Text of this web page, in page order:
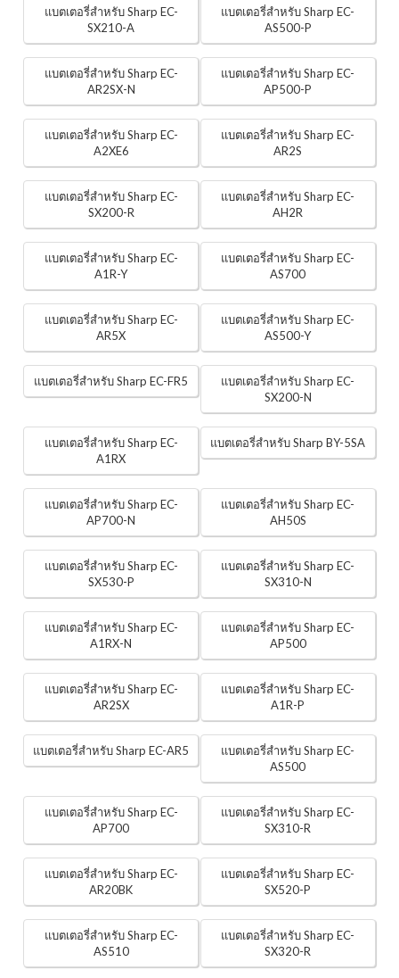
แบตเตอรี่สำหรับ Sharp EC-
SX210-A
แบตเตอรี่สำหรับ Sharp EC-
AS500-P
แบตเตอรี่สำหรับ Sharp EC-
AR2SX-N
แบตเตอรี่สำหรับ Sharp EC-
AP500-P
แบตเตอรี่สำหรับ Sharp EC-
A2XE6
แบตเตอรี่สำหรับ Sharp EC-
AR2S
แบตเตอรี่สำหรับ Sharp EC-
SX200-R
แบตเตอรี่สำหรับ Sharp EC-
AH2R
แบตเตอรี่สำหรับ Sharp EC-
A1R-Y
แบตเตอรี่สำหรับ Sharp EC-
AS700
แบตเตอรี่สำหรับ Sharp EC-
AR5X
แบตเตอรี่สำหรับ Sharp EC-
AS500-Y
แบตเตอรี่สำหรับ Sharp EC-FR5
แบตเตอรี่สำหรับ Sharp EC-
SX200-N
แบตเตอรี่สำหรับ Sharp EC-
A1RX
แบตเตอรี่สำหรับ Sharp BY-5SA
แบตเตอรี่สำหรับ Sharp EC-
AP700-N
แบตเตอรี่สำหรับ Sharp EC-
AH50S
แบตเตอรี่สำหรับ Sharp EC-
SX530-P
แบตเตอรี่สำหรับ Sharp EC-
SX310-N
แบตเตอรี่สำหรับ Sharp EC-
A1RX-N
แบตเตอรี่สำหรับ Sharp EC-
AP500
แบตเตอรี่สำหรับ Sharp EC-
AR2SX
แบตเตอรี่สำหรับ Sharp EC-
A1R-P
แบตเตอรี่สำหรับ Sharp EC-AR5
แบตเตอรี่สำหรับ Sharp EC-
AS500
แบตเตอรี่สำหรับ Sharp EC-
AP700
แบตเตอรี่สำหรับ Sharp EC-
SX310-R
แบตเตอรี่สำหรับ Sharp EC-
AR20BK
แบตเตอรี่สำหรับ Sharp EC-
SX520-P
แบตเตอรี่สำหรับ Sharp EC-
AS510
แบตเตอรี่สำหรับ Sharp EC-
SX320-R